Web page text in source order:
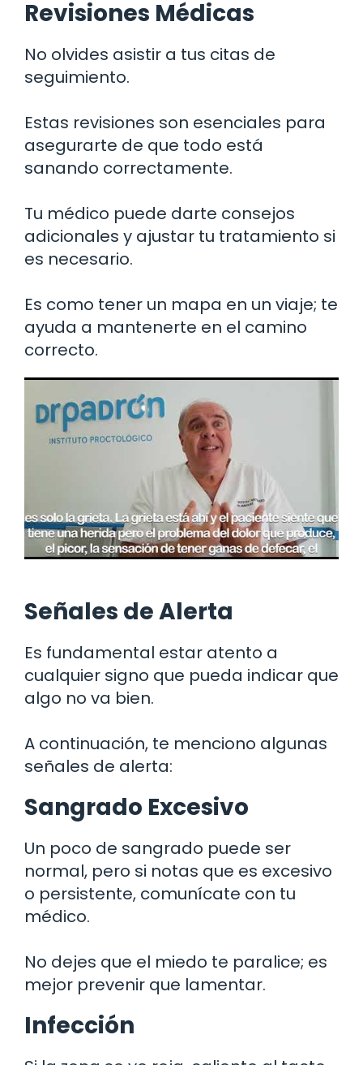
Revisiones Médicas
No olvides asistir a tus citas de
seguimiento.
Estas revisiones son esenciales para
asegurarte de que todo está
sanando correctamente.
Tu médico puede darte consejos
adicionales y ajustar tu tratamiento si
es necesario.
Es como tener un mapa en un viaje; te
ayuda a mantenerte en el camino
correcto.
Señales de Alerta
Es fundamental estar atento a
cualquier signo que pueda indicar que
algo no va bien.
A continuación, te menciono algunas
señales de alerta:
Sangrado Excesivo
Un poco de sangrado puede ser
normal, pero si notas que es excesivo
o persistente, comunícate con tu
médico.
No dejes que el miedo te paralice; es
mejor prevenir que lamentar.
Infección